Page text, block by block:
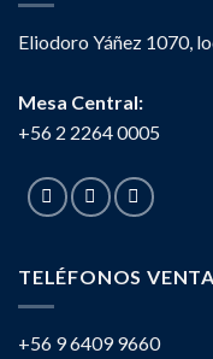
Eliodoro Yáñez 1070,
Mesa Central:
+56 2 2264 0005
TELÉFONOS
+56 9 6409 9660